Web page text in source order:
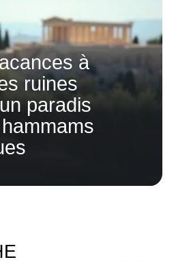
à
ruines
paradis